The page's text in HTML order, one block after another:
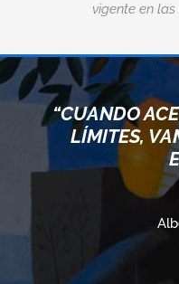
vigente en
“CUANDO
LÍMITES,